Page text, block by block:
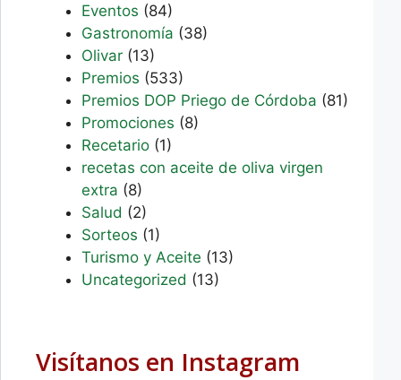
Eventos (84)
Gastronomía (38)
Olivar (13)
Premios (533)
Premios DOP Priego de Córdoba (81)
Promociones (8)
Recetario (1)
recetas con aceite de oliva virgen
extra (8)
Salud (2)
Sorteos (1)
Turismo y Aceite (13)
Uncategorized (13)
Visítanos en Instagram